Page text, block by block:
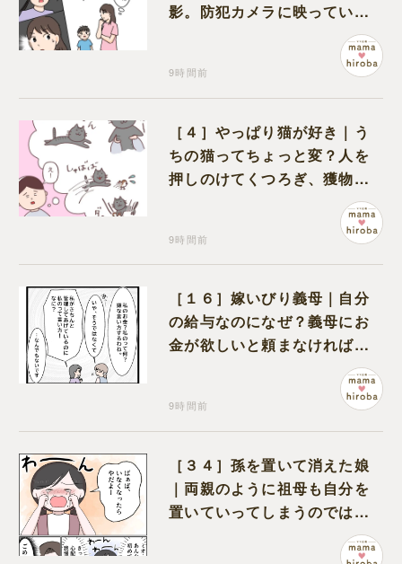
影。防犯カメラに映っていた
9時間前
［４］やっぱり猫が好き｜う
ちの猫ってちょっと変？人を
押しのけてくつろぎ、獲物に
も物怖じしない鋼のハート
9時間前
［１６］嫁いびり義母｜自分
の給与なのになぜ？義母にお
金が欲しいと頼まなければな
9時間前
［３４］孫を置いて消えた娘
｜両親のように祖母も自分を
置いていってしまうのでは？
と怯えて泣く孫に心が痛む